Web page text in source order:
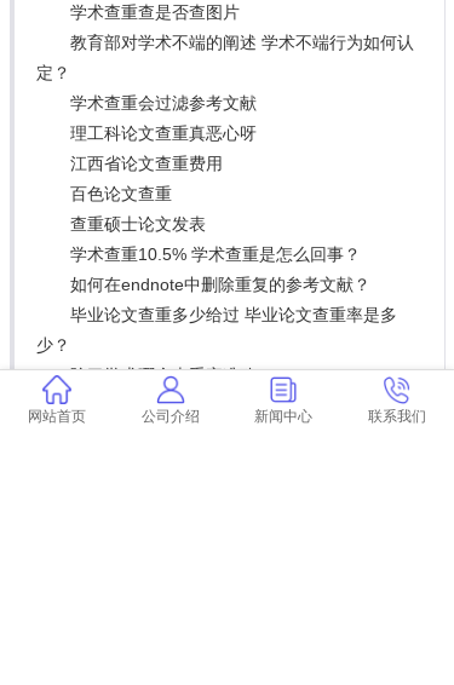
学术查重查是否查图片
教育部对学术不端的阐述 学术不端行为如何认
定？
学术查重会过滤参考文献
理工科论文查重真恶心呀
江西省论文查重费用
百色论文查重
查重硕士论文发表
学术查重10.5% 学术查重是怎么回事？
如何在endnote中删除重复的参考文献？
毕业论文查重多少给过 毕业论文查重率是多
少？
除了学术哪个查重率准确
苏大本科论文查重率多少合格 本科论文查重多
网站首页 公司介绍 新闻中心 联系我们